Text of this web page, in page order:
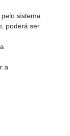
sistema
poderá ser
a